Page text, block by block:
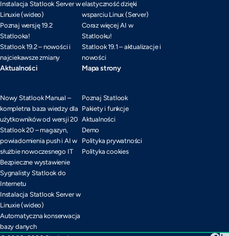
Instalacja Statlook Server w
Linuxie (wideo)
Poznaj wersję 19.2
Statlooka!
Statlook 19.2 – nowości i
najciekawsze zmiany
elastyczność dzięki
wsparciu Linux (Server)
Coraz więcej AI w
Statlooku!
Statlook 19.1 – aktualizacje i
nowości
Aktualności
Nowy Statlook Manual –
kompletna baza wiedzy dla
użytkowników od wersji 20
Statlook 20 – magazyn,
powiadomienia push i AI w
służbie nowoczesnego IT
Bezpieczne wystawienie
Sygnalisty Statlook do
Internetu
Instalacja Statlook Server w
Linuxie (wideo)
Automatyczna konserwacja
bazy danych
Mapa strony
Poznaj Statlook
Pakiety i funkcje
Aktualności
Demo
Polityka prywatności
Polityka cookies